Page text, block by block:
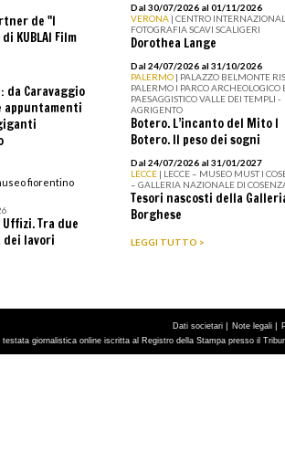
de "I
di KUBLAI Film
da Caravaggio
appuntamenti
fiorentino
Tra due
dei lavori
Dal 30/07/2026 al 01/11/2026
VERONA | CENTRO
FOTOGRAFIA SCAVI SCALIGERI
Dorothea Lange
Dal 24/07/2026 al 31/10/2026
PALERMO | PALAZZO BELMONTE
PALERMO I PARCO ARCHEOLOGICO
PAESAGGISTICO VALLE DEI TEMPLI -
AGRIGENTO
Botero. L’incanto del Mito I
Botero. Il peso dei sogni
Dal 24/07/2026 al 31/01/2027
LECCE | LECCE – MUSEO MUST I
– GALLERIA NAZIONALE DI
Tesori nascosti della
Borghese
LEGGI TUTTO >
Dati societari | Note legali |
testata giornalistica online iscritta al Registro della Stampa presso il